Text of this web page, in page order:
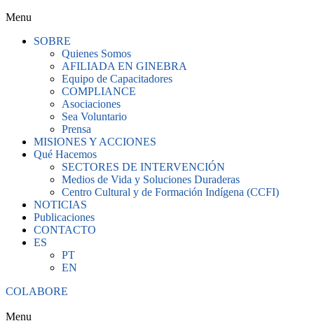
Menu
SOBRE
Quienes Somos
AFILIADA EN GINEBRA
Equipo de Capacitadores
COMPLIANCE
Asociaciones
Sea Voluntario
Prensa
MISIONES Y ACCIONES
Qué Hacemos
SECTORES DE INTERVENCIÓN
Medios de Vida y Soluciones Duraderas
Centro Cultural y de Formación Indígena (CCFI)
NOTICIAS
Publicaciones
CONTACTO
ES
PT
EN
COLABORE
Menu